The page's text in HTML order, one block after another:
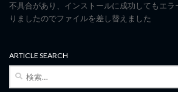
不具合があり、インストールに成功してもエ
りましたのでファイルを差し替えました
ARTICLE SEARCH